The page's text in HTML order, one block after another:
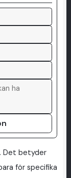
Det betyder
för specifika